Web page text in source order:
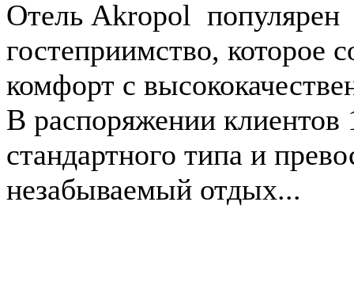
Отель Akropol
гостеприимство, которое
комфорт с
В распоряжении
стандартного типа и
незабываемый отдых...